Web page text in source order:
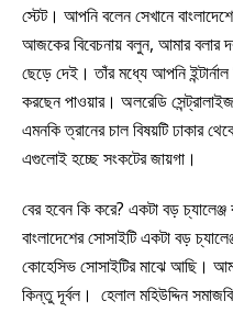
স্টেট। আপনি বলেন সেখানে
আজকের বিবেচনায় বলুন, আমার বলার
ছেড়ে দেই। তাঁর মধ্যে আপনি ইন্টার্নাল
করছেন পাওয়ার। অলরেডি
এমনকি ত্রানের চাল বিষয়টি ঢাকার
এগুলোই হচ্ছে সংকটের জায়গা।
বের হবেন কি করে? একটা বড় চ্যালেঞ্জ
বাংলাদেশের সোসাইটি একটা বড়
কোহেসিভ সোসাইটির মাঝে আছি।
কিন্তু দূর্বল। হেলাল মহিউদ্দিন